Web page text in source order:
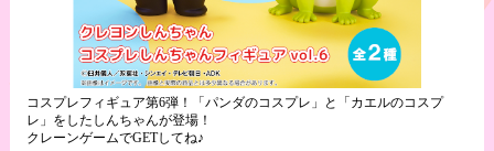
コスプレフィギュア第6弾！「パンダのコスプレ」と「カエルのコスプ
レ」をしたしんちゃんが登場！
クレーンゲームでGETしてね♪